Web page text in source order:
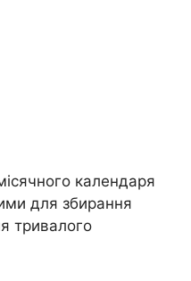
календаря
для збирання
тривалого